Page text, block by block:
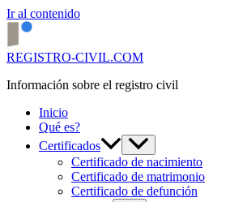
Ir al contenido
REGISTRO-CIVIL.COM
Información sobre el registro civil
Inicio
Qué es?
Certificados
Certificado de nacimiento
Certificado de matrimonio
Certificado de defunción